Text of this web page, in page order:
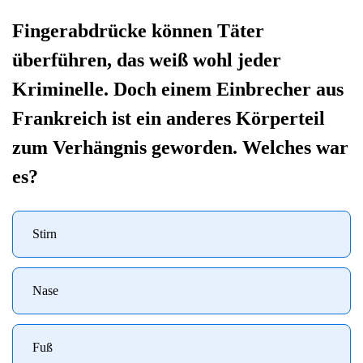
Fingerabdrücke können Täter
überführen, das weiß wohl jeder
Kriminelle. Doch einem Einbrecher aus
Frankreich ist ein anderes Körperteil
zum Verhängnis geworden. Welches war
es?
Stirn
Nase
Fuß